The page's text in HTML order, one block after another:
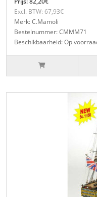
Excl. BTW: 67,93€
Merk: C.Mamoli
Bestelnummer: CMMM71
Beschikbaarheid: Op